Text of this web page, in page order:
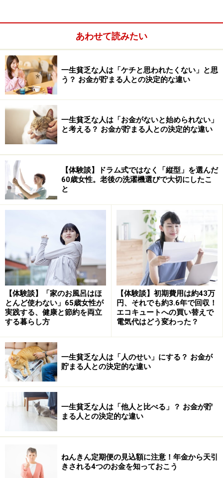
て。それはあなたが働き続けられれば、という前提条件
いつまでも健康で働けるとは限らない
確かに、働き続けることができれば、収入は得られま
す。いずれ、公的年金の支給開始年齢は、有無を言わさ
ず70歳に引き上げられるでしょう。健康に70歳まで働け
る環境があれば、それはとても強いわけですが、問題は
健康に支障を来して、働けなくなるケースも想定される
ことです。
ちなみに生涯に費やす医療費のうち、半分は70歳未満
で、残りの50％は70歳以降で消費するという統計が、厚
生労働省から出されています。誰もが70歳以降の人生の
方が短いわけですから、70歳未満までの医療費とほぼ同
じということは、それだけ70歳以降は、誰もが病気がち
になることを意味しています。
したがって、「65歳以降も働けるから、老後のお金は心
配しなくても良い」というのは、間違った考え方なので
す。健康に支障を来し、働けなくなったとしても、安心
公務員がiDeCoに加入した時の掛金上限額は、月額1万
2000円です。52歳から積立を始め、年3％で運用できた
としても、60歳で積立期間が終了した時にできるお金は
約130万円。正直、大した金額ではありませんが、それ
でもゼロよりはマシです。20代、30代の若い公務員の方
なら、さらに大きく資産を増やせます。
「できれば70歳まで働きたい」というのは、誰しも思う
ことです。が、病気などでそれが叶わなくなるリスクも
あわせて読みたい
一生貧乏な人は「ケチと思われたくない」と思
う？ お金が貯まる人との決定的な違い
一生貧乏な人は「お金がないと始められない」
と考える？ お金が貯まる人との決定的な違い
【体験談】ドラム式ではなく「縦型」を選んだ
60歳女性。老後の洗濯機選びで大切にしたこ
と
【体験談】「家のお風呂はほ
とんど使わない」65歳女性が
実践する、健康と節約を両立
する暮らし方
【体験談】初期費用は約43万
円、それでも約3.6年で回収！
エコキュートへの買い替えで
電気代はどう変わった？
一生貧乏な人は「人のせい」にする？ お金が
貯まる人との決定的な違い
一生貧乏な人は「他人と比べる」？ お金が貯
まる人との決定的な違い
ねんきん定期便の見込額に注意！年金から天引
きされる4つのお金を知っておこう